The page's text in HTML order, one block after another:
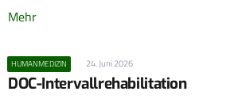
Mehr
HUMANMEDIZIN 24. Juni 2026
DOC-Intervallrehabilitation